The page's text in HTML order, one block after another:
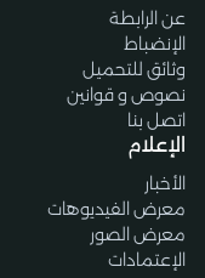
عن الرابطة
الإنضباط
وثائق للتحميل
نصوص و قوانين
اتصل بنا
الإعلام
الأخبار
معرض الفيديوهات
معرض الصور
الإعتمادات